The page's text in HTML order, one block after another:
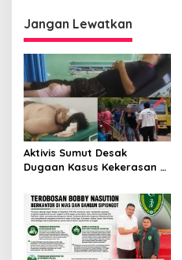
a
s
i
p
o
s
Jangan Lewatkan
Aktivis Sumut Desak
Dugaan Kasus Kekerasan di
Gunung Malintang Diusut
Tuntas